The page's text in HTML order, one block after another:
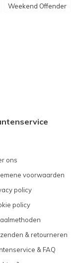
Weekend Offender
ons
voorwaarden
policy
policy
& retourneren
& FAQ